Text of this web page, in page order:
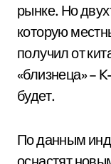
рынке. Но
которую
получил от
«близнеца» –
будет.
По данным